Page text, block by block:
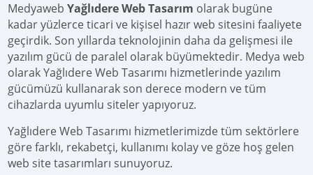
MedyawebYağlıdere Web Tasarım olarak bugüne
kadar yüzlerce ticari ve kişisel hazır web sitesini faaliyete
geçirdik. Son yıllarda teknolojinin daha da gelişmesi ile
yazılım gücü de paralel olarak büyümektedir. Medya web
olarak Yağlıdere Web Tasarımı hizmetlerinde yazılım
gücümüzü kullanarak son derece modern ve tüm
cihazlarda uyumlu siteler yapıyoruz.
Yağlıdere Web Tasarımı hizmetlerimizde tüm sektörlere
göre farklı, rekabetçi, kullanımı kolay ve göze hoş gelen
web site tasarımları sunuyoruz.